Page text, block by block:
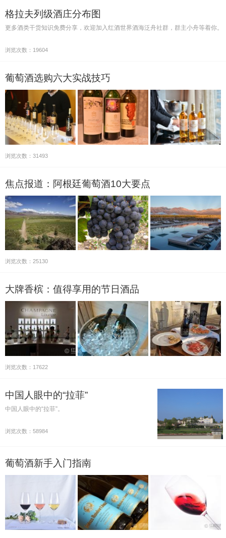
格拉夫列级酒庄分布图
更多酒类干货知识免费分享，欢迎加入红酒世界酒海泛舟社群，群主小舟等着你。
浏览次数：19604
葡萄酒选购六大实战技巧
浏览次数：31493
焦点报道：阿根廷葡萄酒10大要点
浏览次数：25130
大牌香槟：值得享用的节日酒品
浏览次数：17622
中国人眼中的“拉菲”
中国人眼中的“拉菲”。
浏览次数：58984
葡萄酒新手入门指南